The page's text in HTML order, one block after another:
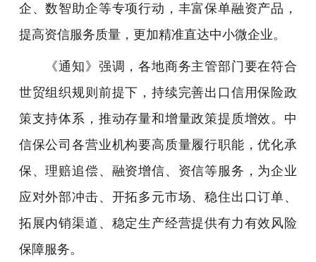
企、数智助企等专项行动，丰富保单融资产品，
提高资信服务质量，更加精准直达中小微企业。
《通知》强调，各地商务主管部门要在符合
世贸组织规则前提下，持续完善出口信用保险政
策支持体系，推动存量和增量政策提质增效。中
信保公司各营业机构要高质量履行职能，优化承
保、理赔追偿、融资增信、资信等服务，为企业
应对外部冲击、开拓多元市场、稳住出口订单、
拓展内销渠道、稳定生产经营提供有力有效风险
保障服务。